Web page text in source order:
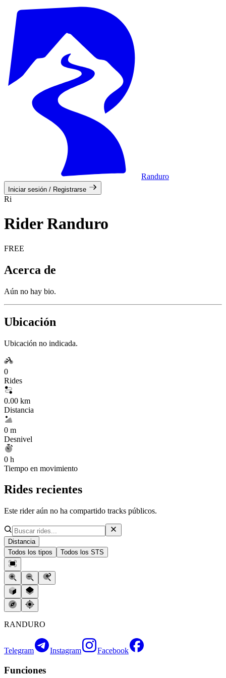
Randuro
Iniciar sesión / Registrarse
Ri
Rider Randuro
FREE
Acerca de
Aún no hay bio.
Ubicación
Ubicación no indicada.
0
Rides
0.00 km
Distancia
0 m
Desnivel
0 h
Tiempo en movimiento
Rides recientes
Este rider aún no ha compartido tracks públicos.
Distancia
Todos los tipos
Todos los STS
RANDURO
Telegram Instagram Facebook
Funciones